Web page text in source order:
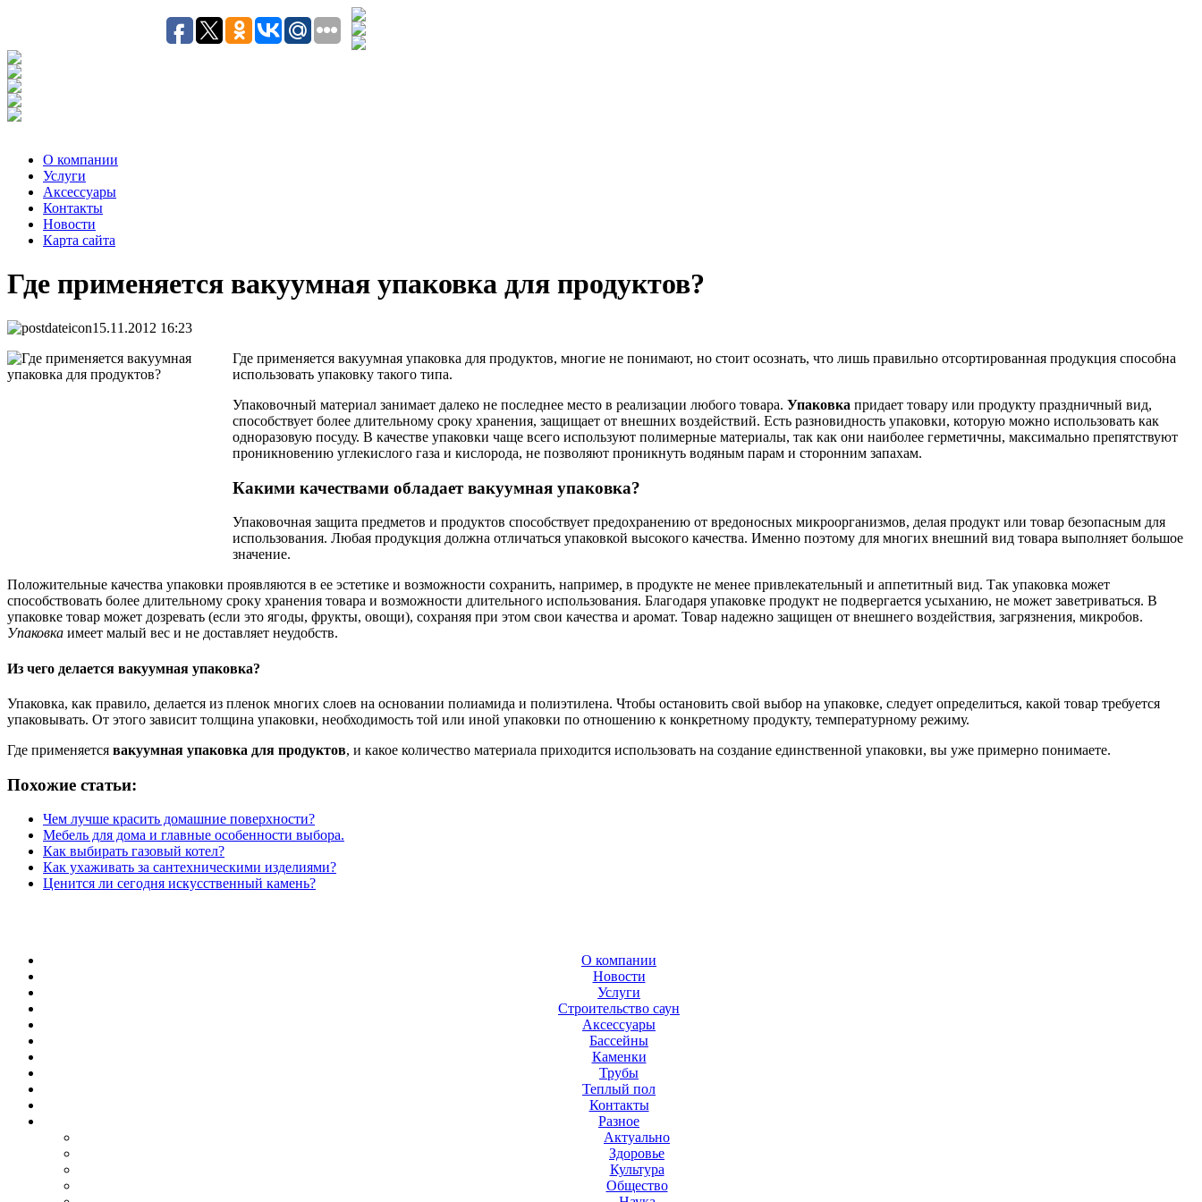
О компании
Услуги
Аксесcуары
Контакты
Новости
Карта сайта
Где применяется вакуумная упаковка для продуктов?
15.11.2012 16:23
Где применяется вакуумная упаковка для продуктов, многие не понимают, но стоит осознать, что лишь правильно отсортированная продукция способна
использовать упаковку такого типа.
Упаковочный материал занимает далеко не последнее место в реализации любого товара. Упаковка придает товару или продукту праздничный вид,
способствует более длительному сроку хранения, защищает от внешних воздействий. Есть разновидность упаковки, которую можно использовать как
одноразовую посуду. В качестве упаковки чаще всего используют полимерные материалы, так как они наиболее герметичны, максимально препятствуют
проникновению углекислого газа и кислорода, не позволяют проникнуть водяным парам и сторонним запахам.
Какими качествами обладает вакуумная упаковка?
Упаковочная защита предметов и продуктов способствует предохранению от вредоносных микроорганизмов, делая продукт или товар безопасным для
использования. Любая продукция должна отличаться упаковкой высокого качества. Именно поэтому для многих внешний вид товара выполняет большое
значение.
Положительные качества упаковки проявляются в ее эстетике и возможности сохранить, например, в продукте не менее привлекательный и аппетитный вид. Так упаковка может
способствовать более длительному сроку хранения товара и возможности длительного использования. Благодаря упаковке продукт не подвергается усыханию, не может заветриваться. В
упаковке товар может дозревать (если это ягоды, фрукты, овощи), сохраняя при этом свои качества и аромат. Товар надежно защищен от внешнего воздействия, загрязнения, микробов.
Упаковка имеет малый вес и не доставляет неудобств.
Из чего делается вакуумная упаковка?
Упаковка, как правило, делается из пленок многих слоев на основании полиамида и полиэтилена. Чтобы остановить свой выбор на упаковке, следует определиться, какой товар требуется
упаковывать. От этого зависит толщина упаковки, необходимость той или иной упаковки по отношению к конкретному продукту, температурному режиму.
Где применяется вакуумная упаковка для продуктов, и какое количество материала приходится использовать на создание единственной упаковки, вы уже примерно понимаете.
Похожие статьи:
Чем лучше красить домашние поверхности?
Мебель для дома и главные особенности выбора.
Как выбирать газовый котел?
Как ухаживать за сантехническими изделиями?
Ценится ли сегодня искусственный камень?
О компании
Новости
Услуги
Строительство саун
Аксесcуары
Бассейны
Каменки
Трубы
Теплый пол
Контакты
Разное
Актуально
Здоровье
Культура
Общество